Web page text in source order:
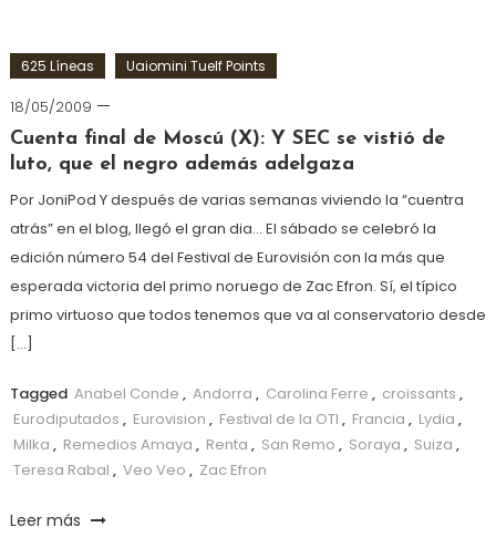
625 Líneas Uaiomini Tuelf Points
18/05/2009
Cuenta final de Moscú (X): Y SEC se vistió de
luto, que el negro además adelgaza
Por JoniPod Y después de varias semanas viviendo la “cuentra
atrás” en el blog, llegó el gran dia… El sábado se celebró la
edición número 54 del Festival de Eurovisión con la más que
esperada victoria del primo noruego de Zac Efron. Sí, el típico
primo virtuoso que todos tenemos que va al conservatorio desde
[…]
Tagged Anabel Conde , Andorra , Carolina Ferre , croissants ,
Eurodiputados , Eurovision , Festival de la OTI , Francia , Lydia ,
Milka , Remedios Amaya , Renta , San Remo , Soraya , Suiza ,
Teresa Rabal , Veo Veo , Zac Efron
Leer más